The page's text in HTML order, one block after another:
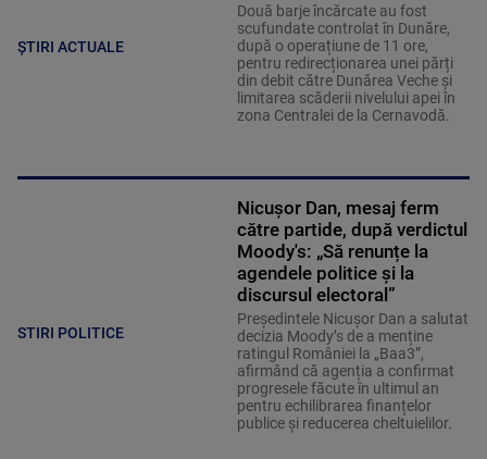
ȘTIRI ACTUALE
Două barje încărcate au fost
scufundate controlat în Dunăre,
după o operațiune de 11 ore,
pentru redirecționarea unei părți
din debit către Dunărea Veche și
limitarea scăderii nivelului apei în
zona Centralei de la Cernavodă.
STIRI POLITICE
Nicușor Dan, mesaj ferm
către partide, după verdictul
Moody's: „Să renunțe la
agendele politice şi la
discursul electoral”
Președintele Nicușor Dan a salutat
decizia Moody’s de a menține
ratingul României la „Baa3”,
afirmând că agenția a confirmat
progresele făcute în ultimul an
pentru echilibrarea finanțelor
publice și reducerea cheltuielilor.